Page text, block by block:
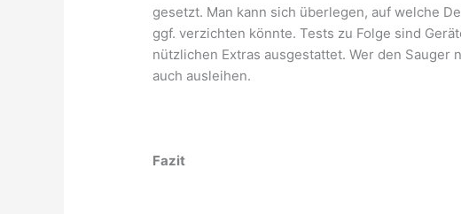
gesetzt. Man kann sich überlegen, auf welche
ggf. verzichten könnte. Tests zu Folge sind
nützlichen Extras ausgestattet. Wer den
auch ausleihen.
Fazit